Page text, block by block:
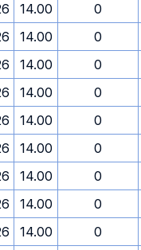
14.00 0
14.00 0
14.00 0
14.00 0
14.00 0
14.00 0
14.00 0
14.00 0
14.00 0